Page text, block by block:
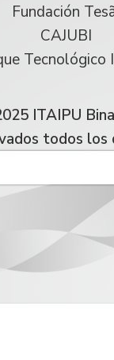
Fundación
CAJUBI
Tecnológico
ITAIPU
todos los